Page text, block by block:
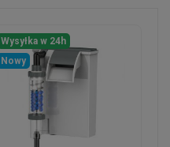
Wysyłka w 24h
Nowy